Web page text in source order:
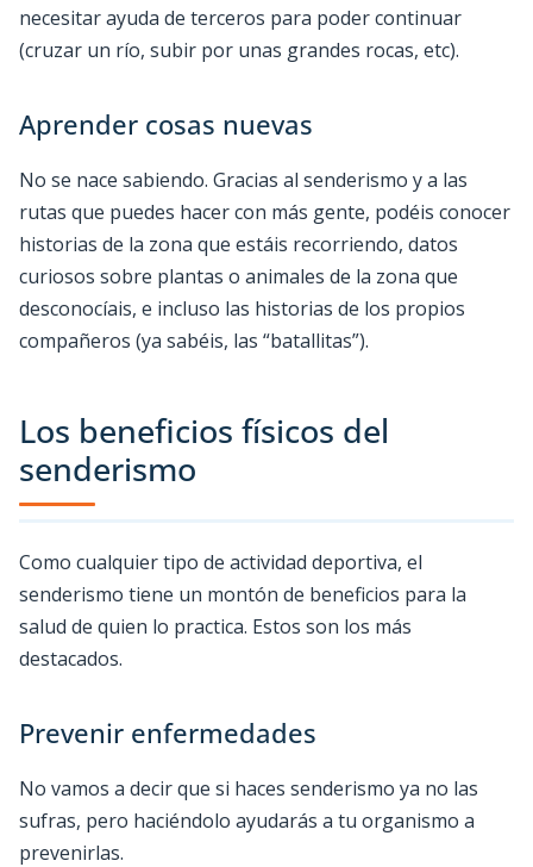
necesitar ayuda de terceros para poder continuar
(cruzar un río, subir por unas grandes rocas, etc).
Aprender cosas nuevas
No se nace sabiendo. Gracias al senderismo y a las
rutas que puedes hacer con más gente, podéis conocer
historias de la zona que estáis recorriendo, datos
curiosos sobre plantas o animales de la zona que
desconocíais, e incluso las historias de los propios
compañeros (ya sabéis, las “batallitas”).
Los beneficios físicos del
senderismo
Como cualquier tipo de actividad deportiva, el
senderismo tiene un montón de beneficios para la
salud de quien lo practica. Estos son los más
destacados.
Prevenir enfermedades
No vamos a decir que si haces senderismo ya no las
sufras, pero haciéndolo ayudarás a tu organismo a
prevenirlas.